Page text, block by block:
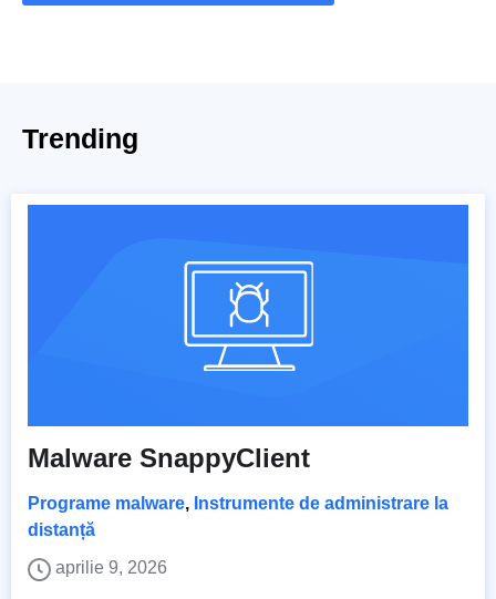
Trending
Malware SnappyClient
Programe malware, Instrumente de administrare la
distanță
aprilie 9, 2026